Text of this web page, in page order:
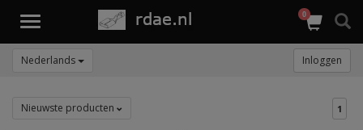
Toggle
0
Nederlands Inloggen
Nieuwste producten 1